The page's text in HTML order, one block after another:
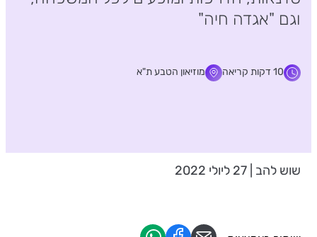
וגם "אגדה חיה"
10 דקות קריאה מוזיאון הטבע ת"א
שוש להב | 27 ליולי 2022